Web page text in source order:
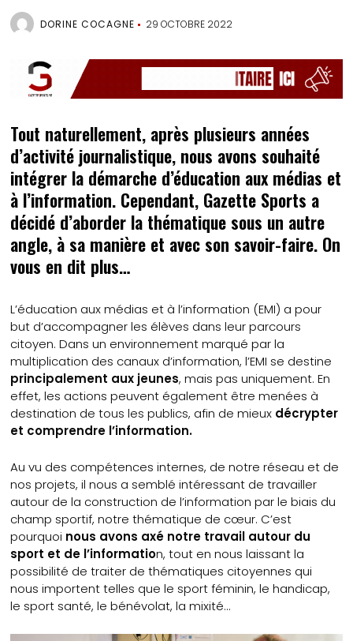
DORINE COCAGNE 29 OCTOBRE 2022
Tout naturellement, après plusieurs années
d’activité journalistique, nous avons souhaité
intégrer la démarche d’éducation aux médias et
à l’information. Cependant, Gazette Sports a
décidé d’aborder la thématique sous un autre
angle, à sa manière et avec son savoir-faire. On
vous en dit plus…
L’éducation aux médias et à l’information (EMI) a pour
but d’accompagner les élèves dans leur parcours
citoyen. Dans un environnement marqué par la
multiplication des canaux d’information, l’EMI se destine
principalement aux jeunes, mais pas uniquement. En
effet, les actions peuvent également être menées à
destination de tous les publics, afin de mieux décrypter
et comprendre l’information.
Au vu des compétences internes, de notre réseau et de
nos projets, il nous a semblé intéressant de travailler
autour de la construction de l’information par le biais du
champ sportif, notre thématique de cœur. C’est
pourquoi nous avons axé notre travail autour du
sport et de l’information, tout en nous laissant la
possibilité de traiter de thématiques citoyennes qui
nous importent telles que le sport féminin, le handicap,
le sport santé, le bénévolat, la mixité…